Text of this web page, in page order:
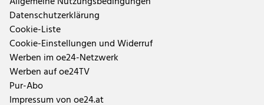
Datenschutzerklärung
Cookie-Liste
Cookie-Einstellungen und Widerruf
Werben im oe24-Netzwerk
Werben auf oe24TV
Pur-Abo
Impressum von oe24.at